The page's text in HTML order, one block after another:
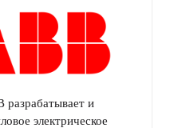
и
электрическое